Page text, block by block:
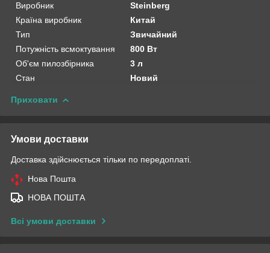
Виробник
Steinberg
Країна виробник
Китай
Тип
Звичайний
Потужність всмоктування
800 Вт
Об'єм пилозбірника
3 л
Стан
Новий
Приховати
Умови доставки
Доставка здійснюється тільки по передоплаті.
Нова Пошта
НОВА ПОШТА
Всі умови доставки